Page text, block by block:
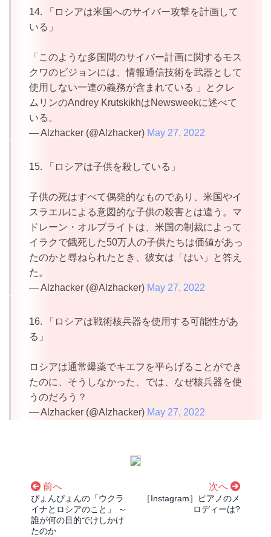
14. 「ロシアは米国へのサイバー攻撃を計画して
いる」
「このような多国間のサイバー計画に関するモス
クワのビジョンには、情報通信技術を武器として
使用しない一連の義務が含まれている 」とクレ
ムリンのAndrey KrutskikhはNewsweekに述べて
いる。
— Alzhacker (@Alzhacker) May 27, 2022
15. 「ロシアは子供を殺している」
子供の死はすべて偶発的なものであり、米国やイ
スラエルによる意図的な子供の殺害とは違う。マ
ドレーン・オルブライトは、米国の制裁によって
イラクで餓死した50万人の子供たちは価値があっ
たのかと尋ねられたとき、彼女は「はい」と答え
た。
— Alzhacker (@Alzhacker) May 27, 2022
16. 「ロシアは戦術核兵器を使用する可能性があ
る」
ロシアは通常爆薬でキエフを平らげることができ
たのに、そうしなかった、では、なぜ核兵器を使
うのだろう？
— Alzhacker (@Alzhacker) May 27, 2022
前へ
ぴょんぴょんの「ウクラ
イナとロシアのこと」 ～
誰が何の目的でけしかけ
たのか
次へ
［Instagram］ピアノのメ
ロディーは?